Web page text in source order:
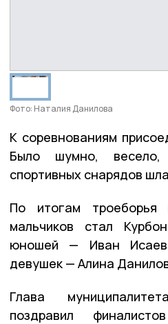
Фото: Наталия Данилова
К соревнованиям
Было шумно, весело,
спортивных снарядов
По итогам троеборья
мальчиков стал
юношей — Иван
девушек — Алина
Глава
поздравил